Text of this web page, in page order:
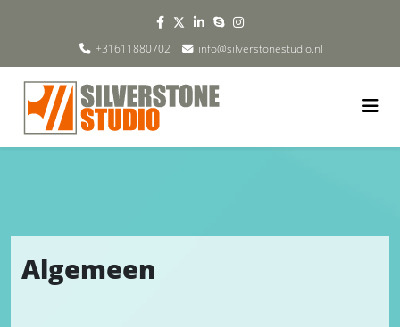
+31611880702 info@silverstonestudio.nl
Algemeen